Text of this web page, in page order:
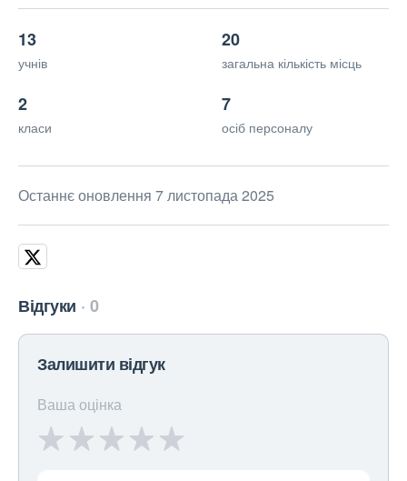
13
учнів
20
загальна кількість місць
2
класи
7
осіб персоналу
Останнє оновлення 7 листопада 2025
Відгуки 0
Залишити відгук
Ваша оцінка